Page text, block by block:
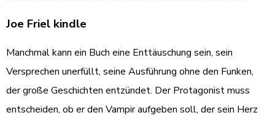
Joe Friel kindle
Manchmal kann ein Buch eine Enttäuschung sein, sein
Versprechen unerfüllt, seine Ausführung ohne den Funken,
der große Geschichten entzündet. Der Protagonist muss
entscheiden, ob er den Vampir aufgeben soll, der sein Herz